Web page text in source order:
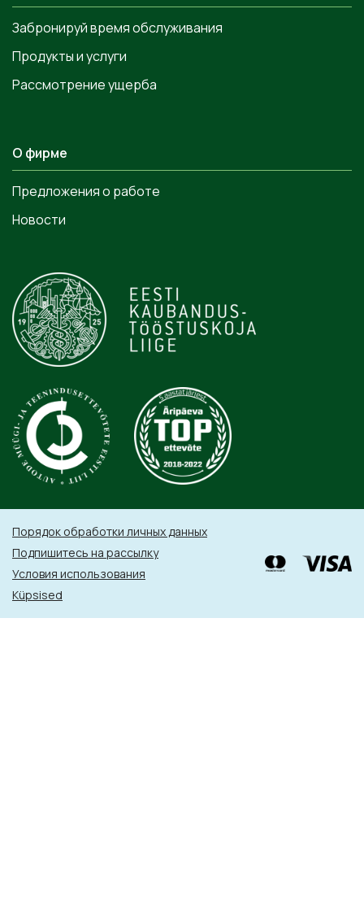
Забронируй время обслуживания
Продукты и услуги
Рассмотрение ущерба
О фирме
Предложения о работе
Новости
Порядок обработки личных данных
Подпишитесь на рассылку
Условия использования
Küpsised